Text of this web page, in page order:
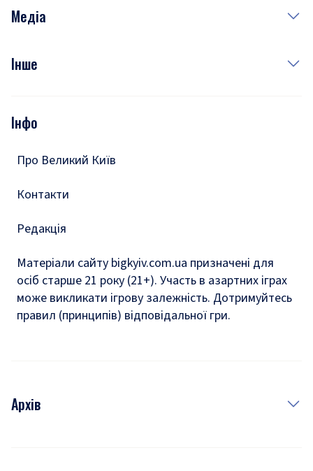
Рецепти
Медіа
Фото
Подкасти
Інше
Тести
Інфо
Про Великий Київ
Контакти
Редакція
Матеріали сайту bigkyiv.com.ua призначені для
осіб старше 21 року (21+). Участь в азартних іграх
може викликати ігрову залежність. Дотримуйтесь
правил (принципів) відповідальної гри.
Архів